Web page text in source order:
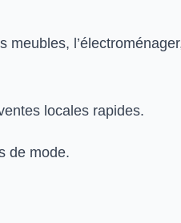
meubles,
locales rapides.
de mode.